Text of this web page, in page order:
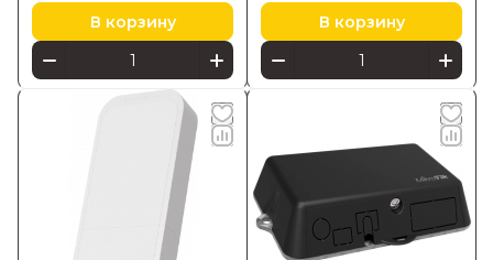
В корзину В корзину